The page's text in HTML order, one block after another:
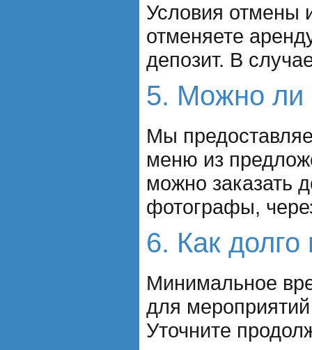
Условия отмены
отменяете
депозит. В
5. Можно ли
Мы
меню из
можно заказать
фотографы,
6. Как
Минимальное
для
Уточните